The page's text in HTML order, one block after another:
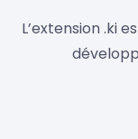
L’extension .ki